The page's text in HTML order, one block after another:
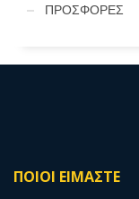
ΠΡΟΣΦΟΡΕΣ
ΠΟΙΟΙ ΕΙΜΑΣΤΕ